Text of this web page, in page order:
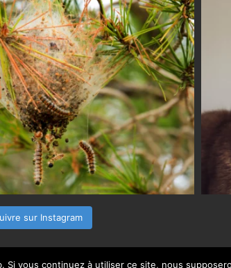
sur Instagram
vous continuez à utiliser ce site, nous